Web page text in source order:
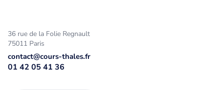
36 rue de la Folie Regnault
75011 Paris
contact@cours-thales.fr
01 42 05 41 36